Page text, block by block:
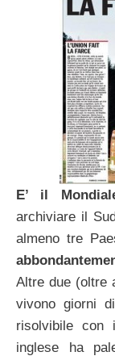
E’ il
archiviare il
almeno tre
Altre due (oltre
vivono giorni
risolvibile con
inglese ha